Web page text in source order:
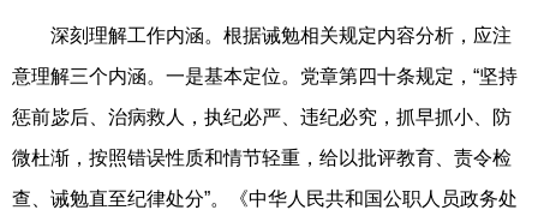
深刻理解工作内涵。根据诫勉相关规定内容分析，应注
意理解三个内涵。一是基本定位。党章第四十条规定，“坚持
惩前毖后、治病救人，执纪必严、违纪必究，抓早抓小、防
微杜渐，按照错误性质和情节轻重，给以批评教育、责令检
查、诫勉直至纪律处分”。《中华人民共和国公职人员政务处